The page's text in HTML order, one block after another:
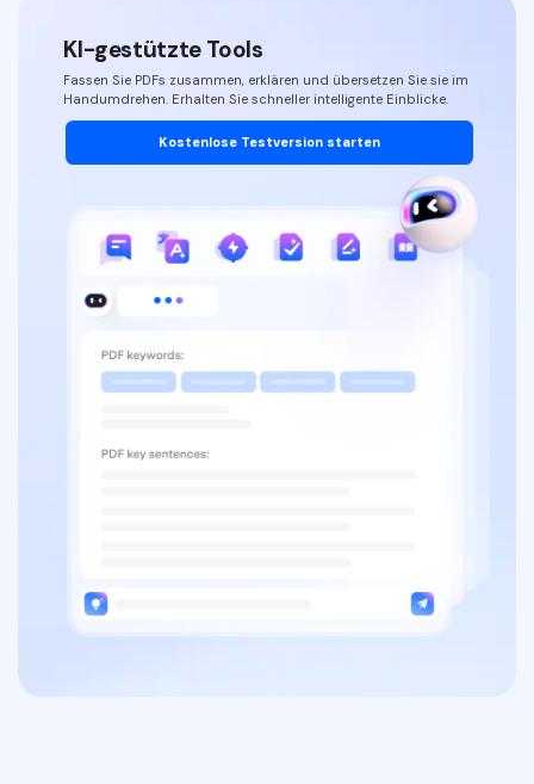
KI-gestützte Tools
Fassen Sie PDFs zusammen, erklären und übersetzen Sie sie im
Handumdrehen. Erhalten Sie schneller intelligente Einblicke.
Kostenlose Testversion starten